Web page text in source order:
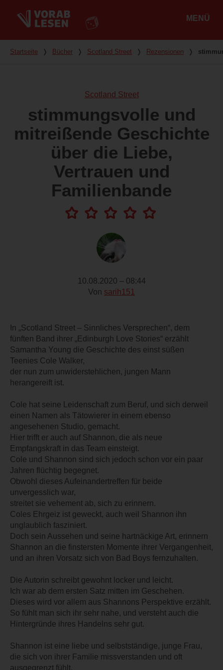
MENÜ
Du bist hier
Startseite ❭ Bücher ❭ Scotland Street ❭ Rezensionen ❭
Scotland Street
stimmungsvolle und
mitreißende Geschichte
über die Liebe,
Vertrauen und
Familienbande
10.08.2020 – 08:44
Von sarih151
In „Scotland Street – Sinnliches Versprechen“, dem
fünften Band ihrer „Edinburgh Love Stories“ erzählt
Samantha Young die Geschichte des einst süßen
Teenies Cole Walker,
der nun zum unwiderstehlichen, jungen Mann
herangereift ist.
Cole hat seine Leidenschaft zum Beruf, und sich derweil
einen Namen als Tätowierer in einem ebenso
angesehenen Studio, gemacht.
Hier trifft er auch auf Shannon, die als neue
Empfangskraft in das Team einsteigt.
Cole und Shannon sind sich jedoch schon vor ein paar
Jahren flüchtig begegnet.
Obwohl dieses Aufeinandertreffen für beide
unvergesslich war,
streitet sie vehement ab, sich zu erinnern.
Coles Ehrgeiz ist geweckt, auch weil Shannon ihn
unglaublich fasziniert.
Doch sein Aussehen und seine hartnäckige Art, erinnern
Shannon an die finstersten Momente ihrer Vergangenheit,
und an ihren Vorsatz sich von Bad Boys fernzuhalten.
Die Autorin schreibt gewohnt locker und leicht.
Ich war ab dem ersten Satz mitten im Geschehen.
Dieses wird vor allem aus Shannons Perspektive erzählt.
So fühlt man sich ihr sehr nahe, und versteht auch die
Hintergründe ihres Handelns sehr gut.
Shannon ist eine liebe und selbstständige, junge Frau,
die sich von ihrer Familie missverstanden und oft
ausgegrenzt fühlt.